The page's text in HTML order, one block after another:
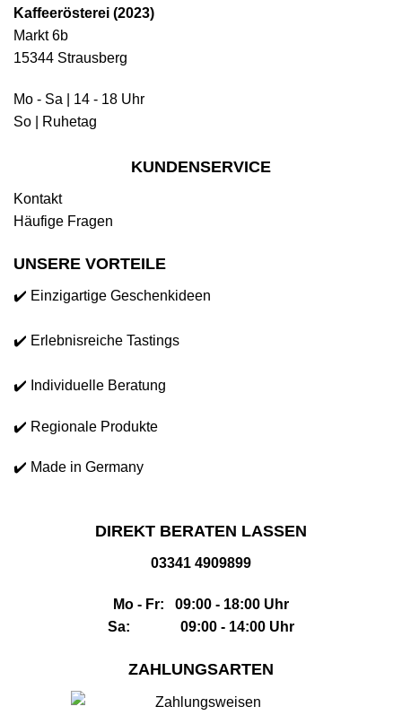
Kaffeerösterei (2023)
Markt 6b
15344 Strausberg
Mo - Sa | 14 - 18 Uhr
So | Ruhetag
KUNDENSERVICE
Kontakt
Häufige Fragen
UNSERE VORTEILE
✔️ Einzigartige Geschenkideen
✔️ Erlebnisreiche Tastings
✔️ Individuelle Beratung
✔️ Regionale Produkte
✔️ Made in Germany
DIREKT BERATEN LASSEN
03341 4909899
Mo - Fr: 09:00 - 18:00 Uhr
Sa: 09:00 - 14:00 Uhr
ZAHLUNGSARTEN